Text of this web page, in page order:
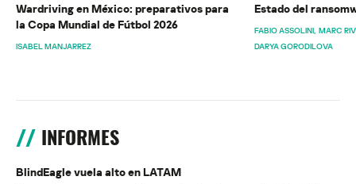
Wardriving en México: preparativos para
la Copa Mundial de Fútbol 2026
ISABEL MANJARREZ
Estado del
FABIO ASSOLINI MARC
DARYA GORODILOVA
INFORMES
BlindEagle vuela alto en LATAM